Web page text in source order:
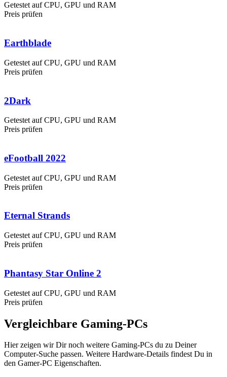
Getestet auf CPU, GPU und RAM
Preis prüfen
Earthblade
Getestet auf CPU, GPU und RAM
Preis prüfen
2Dark
Getestet auf CPU, GPU und RAM
Preis prüfen
eFootball 2022
Getestet auf CPU, GPU und RAM
Preis prüfen
Eternal Strands
Getestet auf CPU, GPU und RAM
Preis prüfen
Phantasy Star Online 2
Getestet auf CPU, GPU und RAM
Preis prüfen
Vergleichbare Gaming-PCs
Hier zeigen wir Dir noch weitere Gaming-PCs du zu Deiner
Computer-Suche passen. Weitere Hardware-Details findest Du in
den Gamer-PC Eigenschaften.